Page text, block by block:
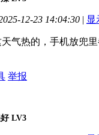
12-23 14:04:30 | 显
天气热的，手机放兜
举报
LV3